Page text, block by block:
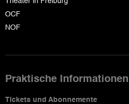
OCF
NOF
Praktische Informationen
Tickets und Abonnemente